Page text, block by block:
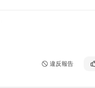
違反報告